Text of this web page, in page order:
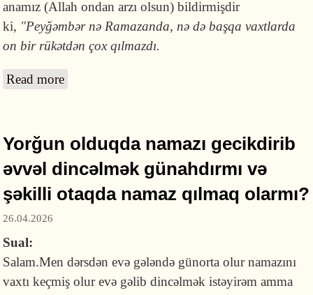
anamız (Allah ondan arzı olsun) bildirmişdir
ki, "Peyğəmbər nə Ramazanda, nə də başqa vaxtlarda
on bir rükətdən çox qılmazdı.
Read more
Yorğun olduqda namazı gecikdirib
əvvəl dincəlmək günahdırmı və
şəkilli otaqda namaz qılmaq olarmı?
26.04.2026
Sual:
Salam.Men dərsdən evə gələndə günorta olur namazını
vaxtı keçmiş olur evə gəlib dincəlmək istəyirəm amma